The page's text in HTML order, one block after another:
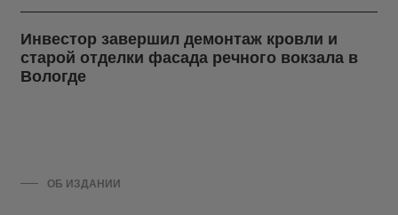
Инвестор завершил демонтаж кровли и
старой отделки фасада речного вокзала в
Вологде
ОБ ИЗДАНИИ